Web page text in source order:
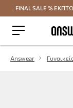
FINAL SALE %
Answear